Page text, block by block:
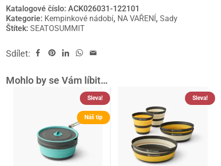
Katalogové číslo: ACK026031-122101
Kategorie: Kempinkové nádobí, NA VAŘENÍ, Sady
Štítek: SEATOSUMMIT
Sdílet:
Mohlo by se Vám líbit…
Sleva!
Náš tip
Sleva!